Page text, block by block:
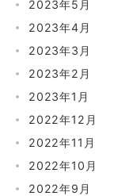
2023年5月
2023年4月
2023年3月
2023年2月
2023年1月
2022年12月
2022年11月
2022年10月
2022年9月